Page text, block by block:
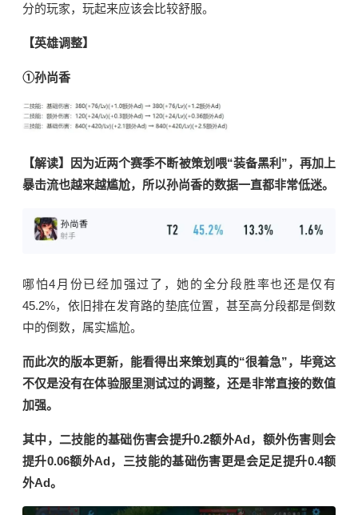
分的玩家，玩起来应该会比较舒服。
【英雄调整】
①孙尚香
【解读】因为近两个赛季不断被策划喂“装备黑利”，再加上
暴击流也越来越尴尬，所以孙尚香的数据一直都非常低迷。
哪怕4月份已经加强过了，她的全分段胜率也还是仅有
45.2%，依旧排在发育路的垫底位置，甚至高分段都是倒数
中的倒数，属实尴尬。
而此次的版本更新，能看得出来策划真的“很着急”，毕竟这
不仅是没有在体验服里测试过的调整，还是非常直接的数值
加强。
其中，二技能的基础伤害会提升0.2额外Ad，额外伤害则会
提升0.06额外Ad，三技能的基础伤害更是会足足提升0.4额
外Ad。